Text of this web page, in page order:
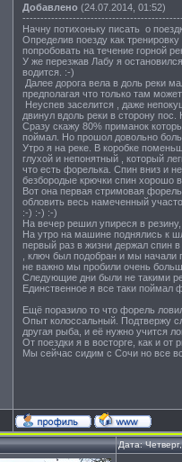
Добавлено (24.07.2014, 01:52)
Начну потихоньку писать о
Определив поезду как
попробовать на течение горной
У же перезжав Лабу я
водится. :-)
Далее дорога вела в доль реки
предполагая что только там
Неуспев заселится , даже
двинул вдоль реки в сторону
Сразу скажу 80% приманок
поймал. Но прошол довольно
Утро я на реке. В коробке
глухой и непонятный , который
что есть форелька. Спин вниз и
безбородые крючки спин хорошо
Вот она первая стримовая
обловить весь намеченный
:-) :-) :-)
На вечер решил упиреся в
На утро на машине поднялись к
первый раз в жизни держал спин
, ключ был подобран и мы начали
не важно мы пробили очень
Следующие дни были не такими
Единственное я все таки поймал
Ещё поразило то что форель
Опыт колоссальный. Подтвержу
другая рыба, и её нужно учится
От поездки я в восторге, как и
Мы сейчас сидим с Сочи но все
Дата: